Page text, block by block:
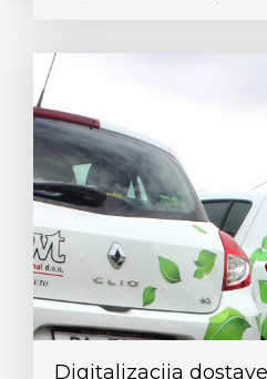
Digitalizacija